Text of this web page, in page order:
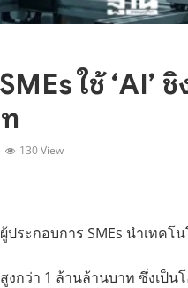
ใช้ ‘AI’
130 View
ระกอบการ SMEs นำเทค
กว่า 1 ล้านล้านบาท ซึ่งเป็